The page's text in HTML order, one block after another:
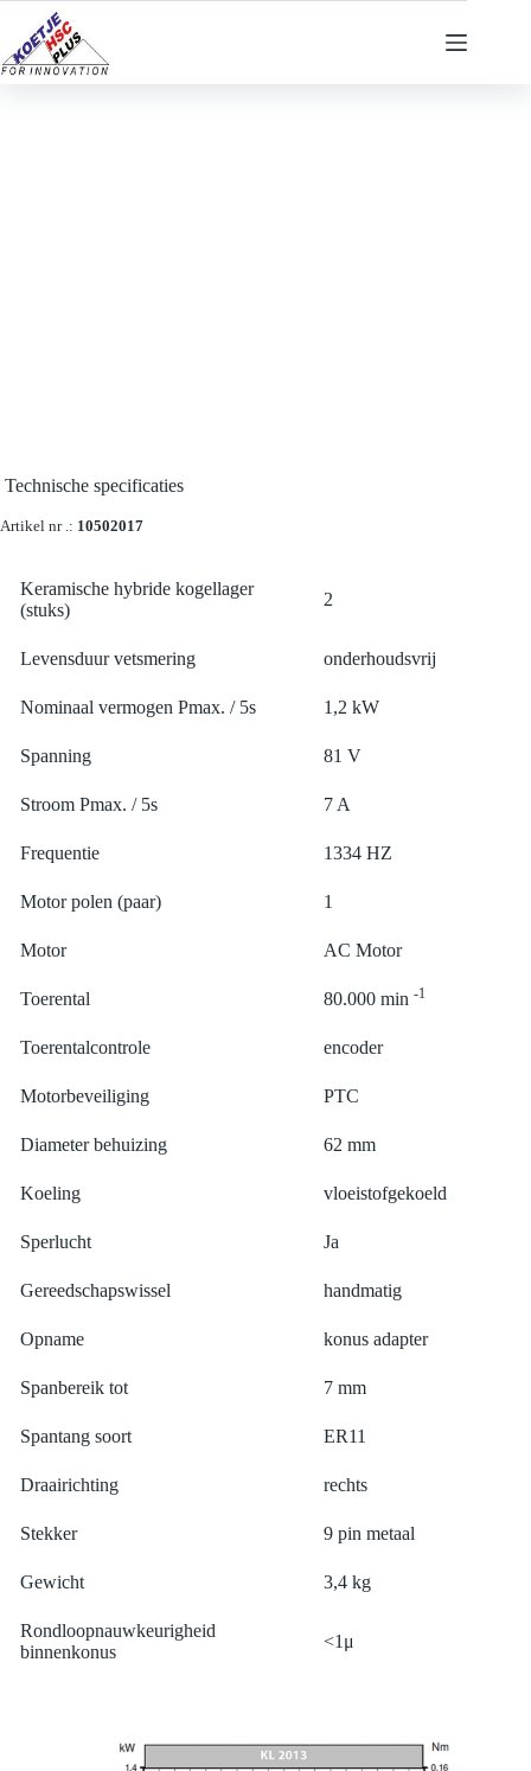
de
inhoud
Technische specificaties
Artikel nr .: 10502017
Keramische hybride kogellager
(stuks)
2
Levensduur vetsmering onderhoudsvrij
Nominaal vermogen Pmax. / 5s 1,2 kW
Spanning 81 V
Stroom Pmax. / 5s 7 A
Frequentie 1334 HZ
Motor polen (paar) 1
Motor AC Motor
Toerental 80.000 min -1
Toerentalcontrole encoder
Motorbeveiliging PTC
Diameter behuizing 62 mm
Koeling vloeistofgekoeld
Sperlucht Ja
Gereedschapswissel handmatig
Opname konus adapter
Spanbereik tot 7 mm
Spantang soort ER11
Draairichting rechts
Stekker 9 pin metaal
Gewicht 3,4 kg
Rondloopnauwkeurigheid
binnenkonus
<1μ